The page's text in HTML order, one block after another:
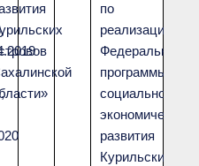
по
реализации
Федеральной
программы
социально-
экономического
развития
Курильских